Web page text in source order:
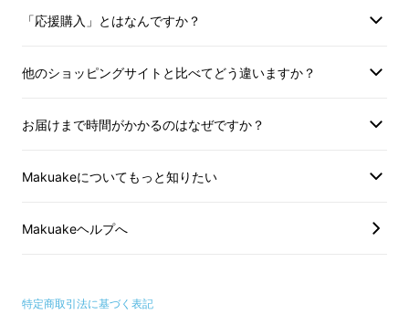
思い浮かべる街並みはそれぞれです。
「応援購入」とはなんですか？
他のショッピングサイトと比べてどう違いますか？
お届けまで時間がかかるのはなぜですか？
Makuakeについてもっと知りたい
Makuakeヘルプへ
特定商取引法に基づく表記